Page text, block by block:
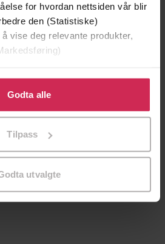
for hvordan nettsiden vår blir
den (Statistiske)
vise deg relevante produkter,
å gi oss ditt samtykke til å
formålene. Du kan også
spesifikke formål ved å klikke
Godta alle
Tilpass
utvalgte
Elefanten som gjerne ville sove
Snøsøsteren